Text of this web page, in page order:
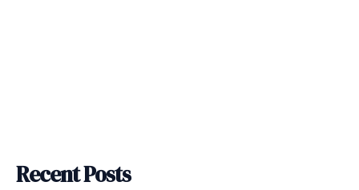
Recent Posts